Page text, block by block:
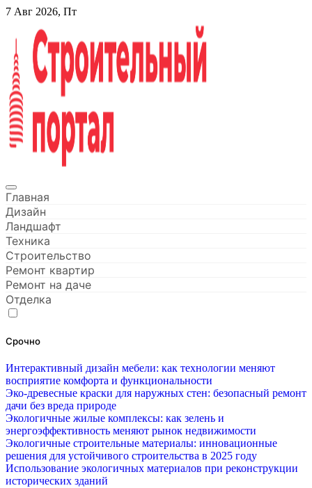
Перейти
содержанию
7 Авг 2026, Пт
Строительный портал
Главная
Дизайн
Ландшафт
Техника
Строительство
Ремонт квартир
Ремонт на даче
Отделка
Срочно
Интерактивный дизайн мебели: как технологии меняют
восприятие комфорта и функциональности
Эко-древесные краски для наружных стен: безопасный ремонт
дачи без вреда природе
Экологичные жилые комплексы: как зелень и
энергоэффективность меняют рынок недвижимости
Экологичные строительные материалы: инновационные
решения для устойчивого строительства в 2025 году
Использование экологичных материалов при реконструкции
исторических зданий